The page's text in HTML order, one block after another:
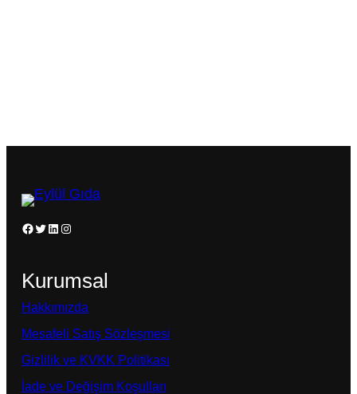
Facebook Twitter LinkedIn Instagram
Kurumsal
Hakkımızda
Mesafeli Satış Sözleşmesi
Gizlilik ve KVKK Politikası
İade ve Değişim Koşulları